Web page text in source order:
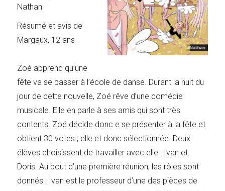
Nathan
Résumé et avis de
Margaux, 12 ans
Zoé apprend qu’une
fête va se passer à l’école de danse. Durant la nuit du
jour de cette nouvelle, Zoé rêve d’une comédie
musicale. Elle en parle à ses amis qui sont très
contents. Zoé décide donc e se présenter à la fête et
obtient 30 votes ; elle et donc sélectionnée. Deux
élèves choisissent de travailler avec elle : Ivan et
Doris. Au bout d’une première réunion, les rôles sont
donnés : Ivan est le professeur d’une des pièces de